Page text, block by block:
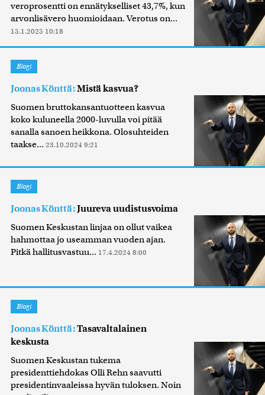
veroprosentti on ennätykselliset 43,7%, kun
arvonlisävero huomioidaan. Verotus on...
15.1.2025 10:18
Blogi
Joonas Könttä:Mistä kasvua?
Suomen bruttokansantuotteen kasvua
koko kuluneella 2000-luvulla voi pitää
sanalla sanoen heikkona. Olosuhteiden
taakse... 23.10.2024 9:21
Blogi
Joonas Könttä:Juureva uudistusvoima
Suomen Keskustan linjaa on ollut vaikea
hahmottaa jo useamman vuoden ajan.
Pitkä hallitusvastuu... 17.4.2024 8:00
Blogi
Joonas Könttä:Tasavaltalainen
keskusta
Suomen Keskustan tukema
presidenttiehdokas Olli Rehn saavutti
presidentinvaaleissa hyvän tuloksen. Noin